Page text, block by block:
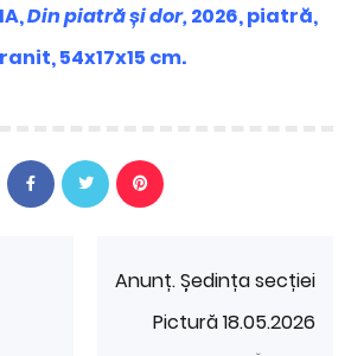
Din piatră și dor,2026, piatră,
54x17x15 cm.
Anunț. Ședința secției
Pictură 18.05.2026